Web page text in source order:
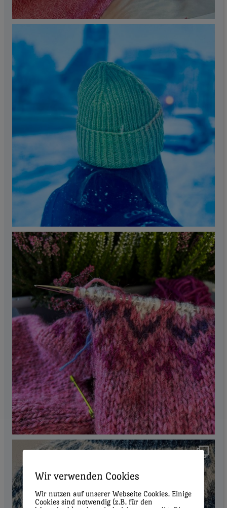
Wir verwenden Cookies
Wir nutzen auf unserer Webseite Cookies. Einige
Cookies sind notwendig (z.B. für den